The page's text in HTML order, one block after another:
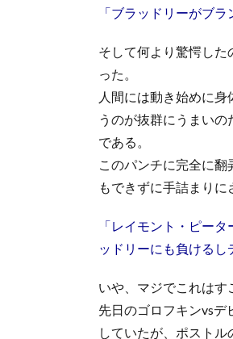
「ブラッドリーがブ
そして何より驚愕し
った。
人間には動き始めに
うのが抜群にうまい
である。
このパンチに完全に
もできずに手詰まりに
「レイモント・ピー
ッドリーにも負けるし
いや、マジでこれはす
先日のゴロフキンvs
していたが、ポスト